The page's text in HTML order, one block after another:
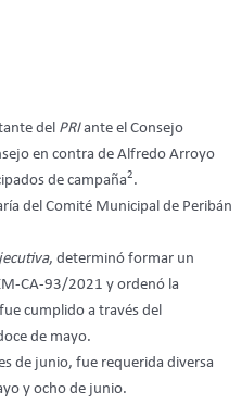
del PRIante el Consejo
en contra de Alfredo Arroyo
de campaña2.
del Comité Municipal de Peribán
, determinó formar un
CA-93/2021 y ordenó la
cumplido a través del
de mayo.
de junio, fue requerida diversa
y ocho de junio.